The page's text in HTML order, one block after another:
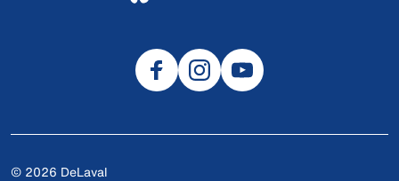
© 2026 DeLaval